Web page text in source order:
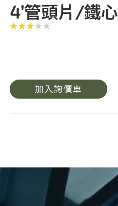
4’管頭片/鐵心
加入詢價車